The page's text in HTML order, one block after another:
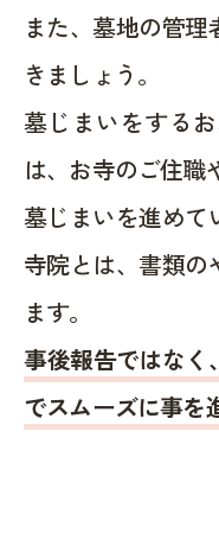
また、墓地の管
きましょう。
墓じまいをする
は、お寺のご住職
墓じまいを進めて
寺院とは、書類の
ます。
事後報告ではなく
でスムーズに事を